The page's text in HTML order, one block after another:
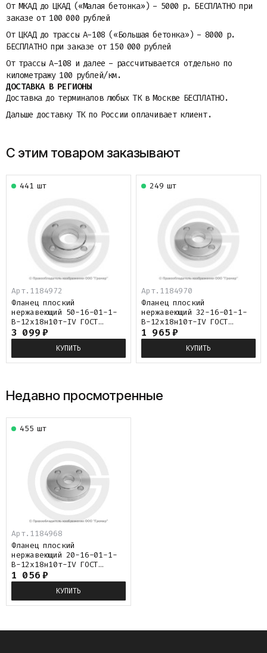
От МКАД до ЦКАД («Малая бетонка») - 5000 р. БЕСПЛАТНО при
заказе от 100 000 рублей
От ЦКАД до трассы A-108 («Большая бетонка») - 8000 р.
БЕСПЛАТНО при заказе от 150 000 рублей
От трассы A-108 и далее - рассчитывается отдельно по
километражу 100 рублей/км.
ДОСТАВКА В РЕГИОНЫ
Доставка до терминалов любых ТК в Москве БЕСПЛАТНО.
Дальше доставку ТК по России оплачивает клиент.
С этим товаром заказывают
Арт.1184972
441 шт
Фланец плоский
нержавеющий 50-16-01-1-
B-12х18н10т-IV ГОСТ
33259-2015
3 099₽
КУПИТЬ
Арт.1184970
249 шт
Фланец плоский
нержавеющий 32-16-01-1-
B-12х18н10т-IV ГОСТ
33259-2015
1 965₽
КУПИТЬ
Недавно просмотренные
Арт. 1184968
455 шт
Фланец плоский
нержавеющий 20-16-01-1-
B-12х18н10т-IV ГОСТ
33259-2015
1 056₽
КУПИТЬ